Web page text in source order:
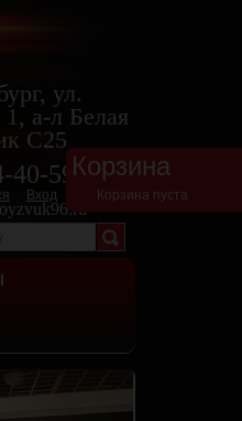
Вход
ул.
а-л Белая
С25
40-59Корзина
Корзина пуста